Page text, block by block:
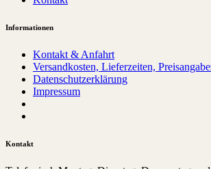
Informationen
Kontakt & Anfahrt
Versandkosten, Lieferzeiten,
Datenschutzerklärung
Impressum
Kontakt